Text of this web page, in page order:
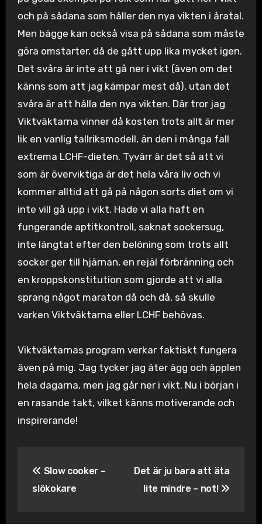
och på sådana som håller den nya vikten i åratal.
Men bägge kan också visa på sådana som måste
göra omstarter, då de gått upp lika mycket igen.
Det svåra är inte att gå ner i vikt (även om det
känns som att jag kämpar mest då), utan det
svåra är att hålla den nya vikten. Där tror jag
Viktväktarna vinner då kosten trots allt är mer
lik en vanlig tallriksmodell, än den i många fall
extrema LCHF-dieten. Tyvärr är det så att vi
som är överviktiga är det hela våra liv och vi
kommer alltid att gå på någon sorts diet om vi
inte vill gå upp i vikt. Hade vi alla haft en
fungerande aptitkontroll, saknat sockersug,
inte längtat efter den belöning som trots allt
socker ger till hjärnan, en rejäl förbränning och
en kroppskonstitution som gjorde att vi alla
sprang något maraton då och då, så skulle
varken Viktväktarna eller LCHF behövas.
Viktväktarnas program verkar faktiskt fungera
även på mig. Jag tycker jag äter ägg och äpplen
hela dagarna, men jag går ner i vikt. Nu i början i
en rasande takt, vilket känns motiverande och
inspirerande!
Slow cooker –
slökokare
Det är ju bara att äta
lite mindre – not!